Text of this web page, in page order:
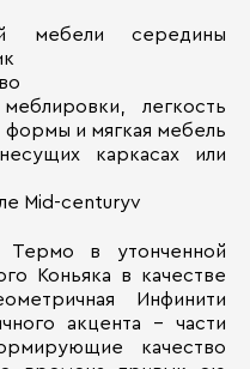
мебели середины
легкость
и мягкая мебель
каркасах или
Mid-centuryv
Термо в утонченной
Коньяка в качестве
Инфинити
акцента – части
качество